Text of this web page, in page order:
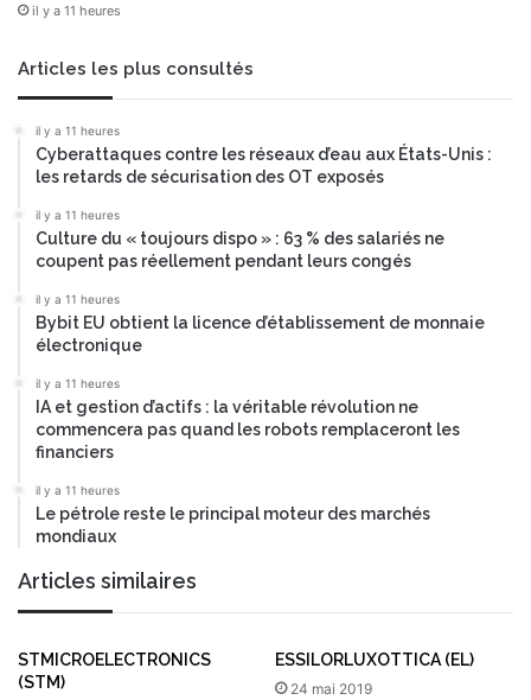
il y a 11 heures
Articles les plus consultés
il y a 11 heures
Cyberattaques contre les réseaux d’eau aux États-Unis :
les retards de sécurisation des OT exposés
il y a 11 heures
Culture du « toujours dispo » : 63 % des salariés ne
coupent pas réellement pendant leurs congés
il y a 11 heures
Bybit EU obtient la licence d’établissement de monnaie
électronique
il y a 11 heures
IA et gestion d’actifs : la véritable révolution ne
commencera pas quand les robots remplaceront les
financiers
il y a 11 heures
Le pétrole reste le principal moteur des marchés
mondiaux
Articles similaires
STMICROELECTRONICS
(STM)
ESSILORLUXOTTICA (EL)
24 mai 2019